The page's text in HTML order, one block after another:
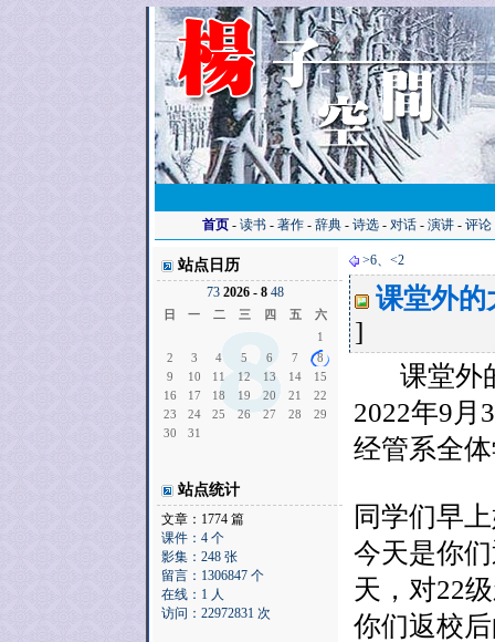
首页 - 读书 - 著作 - 辞典 - 诗选 - 对话 - 演讲 - 评论
站点日历
73 2026 - 8 48
日 一 二 三 四 五
六
1
2
3 4 5 6 7
8
9
10 11 12 13 14
15
16
17 18 19 20 21
22
23
24 25 26 27 28
29
30
31
站点统计
文章：1774 篇
课件：4 个
影集：248 张
留言：1306847 个
在线：1 人
访问：22972831 次
>6、<2
课堂外的
]
课堂外
2022年9月
经管系全
同学们早
今天是你
天，对22
你们返校